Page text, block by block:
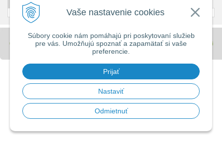
Vaše nastavenie cookies
Súbory cookie nám pomáhajú pri poskytovaní služieb
pre vás. Umožňujú spoznať a zapamätať si vaše
preferencie.
Prijať
Nastaviť
Odmietnuť
DETAILNÝ POPIS
© 2026 Stavebniny - DUMA •tvorba eshopu cez UNIobchod,webhostingspoločnosti
WEBYGROUP